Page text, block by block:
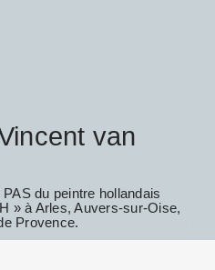
van
du peintre hollandais
» à Arles, Auvers-sur-Oise,
Provence.